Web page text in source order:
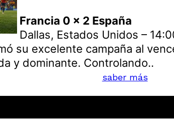
Francia 0 x 2 España
Dallas, Estados Unidos –
su excelente campaña al
y dominante. Controlando..
saber más